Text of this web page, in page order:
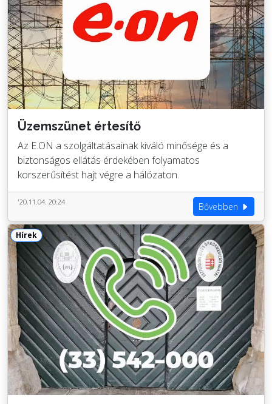
Üzemszünet értesítő
Az E.ON a szolgáltatásainak kiváló minősége és a
biztonságos ellátás érdekében folyamatos
korszerűsítést hajt végre a hálózaton.
'20.11.04. 20:24 Bővebben
Hírek